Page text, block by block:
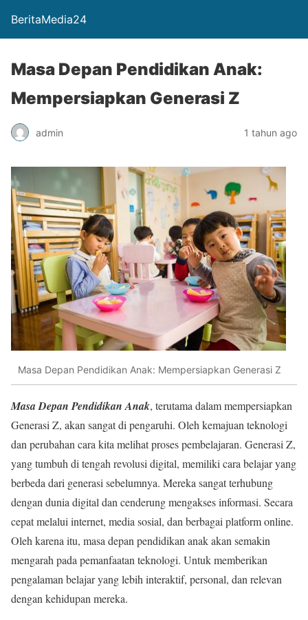
BeritaMedia24
Masa Depan Pendidikan Anak:
Mempersiapkan Generasi Z
admin 1 tahun ago
Masa Depan Pendidikan Anak: Mempersiapkan Generasi Z
Masa Depan Pendidikan Anak, terutama dalam mempersiapkan
Generasi Z, akan sangat di pengaruhi. Oleh kemajuan teknologi
dan perubahan cara kita melihat proses pembelajaran. Generasi Z,
yang tumbuh di tengah revolusi digital, memiliki cara belajar yang
berbeda dari generasi sebelumnya. Mereka sangat terhubung
dengan dunia digital dan cenderung mengakses informasi. Secara
cepat melalui internet, media sosial, dan berbagai platform online.
Oleh karena itu, masa depan pendidikan anak akan semakin
mengarah pada pemanfaatan teknologi. Untuk memberikan
pengalaman belajar yang lebih interaktif, personal, dan relevan
dengan kehidupan mereka.